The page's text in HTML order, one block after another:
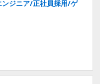
ンジニア/正社員採用/ゲ